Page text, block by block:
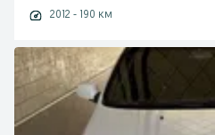
2012 - 190 км